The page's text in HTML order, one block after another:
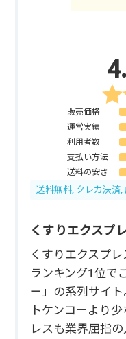
販売価格
運営実績
利用者数
支払い方法
送料の安さ
送料無料, クレカ決済,
くすりエクスプ
くすりエクスプレ
ランキング1位で
ー」の系列サイ
トケンコーより
レスも業界屈指の